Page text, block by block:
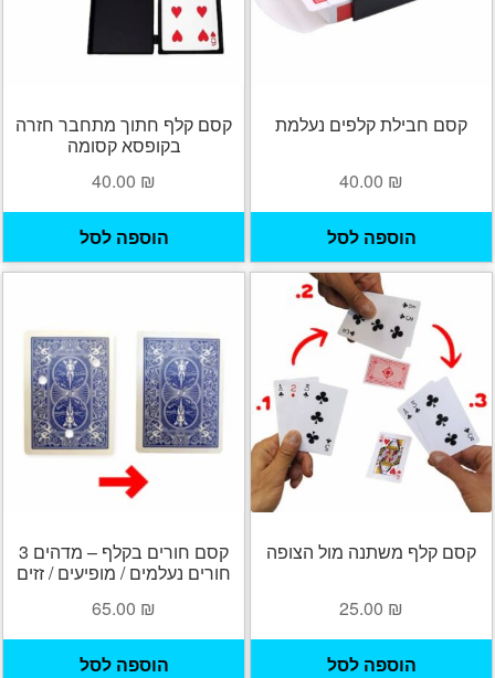
קסם חבילת קלפים נעלמת
40.00 ₪
הוספה לסל
קסם קלף חתוך מתחבר חזרה
בקופסא קסומה
40.00 ₪
הוספה לסל
קסם קלף משתנה מול הצופה
25.00 ₪
הוספה לסל
קסם חורים בקלף – מדהים 3
חורים נעלמים / מופיעים / זזים
65.00 ₪
הוספה לסל